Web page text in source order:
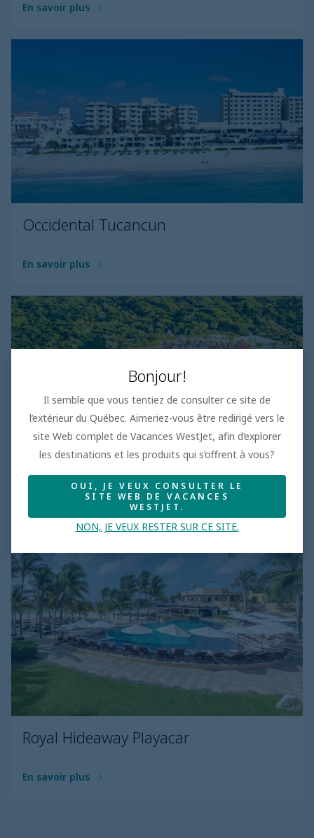
En savoir plus
Occidental Tucancun
En savoir plus
Occidental at Xcaret Destination
En savoir plus
Royal Hideaway Playacar
En savoir plus
Bonjour!
Il semble que vous tentiez de consulter ce site de
l’extérieur du Québec. Aimeriez-vous être redirigé vers le
site Web complet de Vacances WestJet, afin d’explorer
les destinations et les produits qui s’offrent à vous?
OUI, JE VEUX CONSULTER LE
SITE WEB DE VACANCES
WESTJET.
NON, JE VEUX RESTER SUR CE SITE.